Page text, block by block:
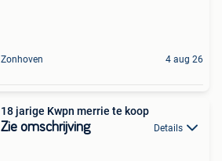
Zonhoven 4 aug 26
18 jarige Kwpn merrie te koop
Zie omschrijving Details